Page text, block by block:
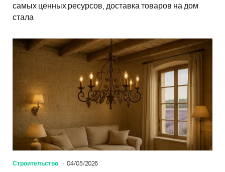
самых ценных ресурсов, доставка товаров на дом
стала
Строительство 04/05/2026